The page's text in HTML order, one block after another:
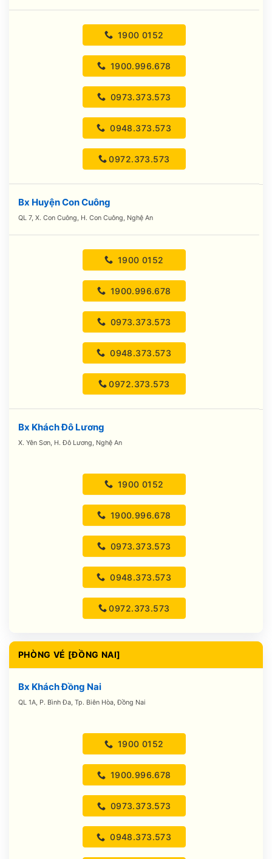
1900 0152
1900.996.678
0973.373.573
0948.373.573
0972.373.573
Bx Huyện Con Cuông
QL 7, X. Con Cuông, H. Con Cuông, Nghệ An
1900 0152
1900.996.678
0973.373.573
0948.373.573
0972.373.573
Bx Khách Đô Lương
X. Yên Sơn, H. Đô Lương, Nghệ An
1900 0152
1900.996.678
0973.373.573
0948.373.573
0972.373.573
PHÒNG VÉ [ĐỒNG NAI]
Bx Khách Đồng Nai
QL 1A, P. Bình Đa, Tp. Biên Hòa, Đồng Nai
1900 0152
1900.996.678
0973.373.573
0948.373.573